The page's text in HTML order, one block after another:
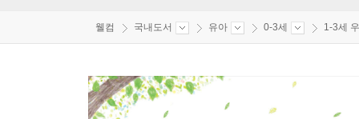
웰컴 국내도서 유아 0-3세 1-3세